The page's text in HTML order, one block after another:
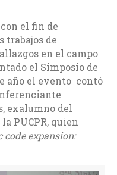
el fin de
trabajos de
en el campo
el Simposio de
año el evento contó
exalumno del
PUCPR, quien
code expansion: